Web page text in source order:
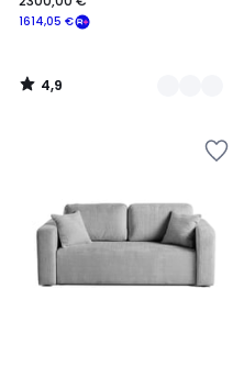
1614,05 €
4,9
/